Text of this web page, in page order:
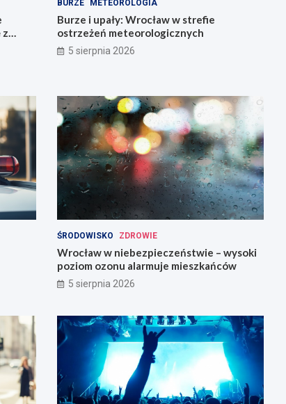
z
BURZE METEOROLOGIA
Burze i upały: Wrocław w strefie
ostrzeżeń meteorologicznych
5 sierpnia 2026
ŚRODOWISKO ZDROWIE
Wrocław w niebezpieczeństwie – wysoki
poziom ozonu alarmuje mieszkańców
5 sierpnia 2026